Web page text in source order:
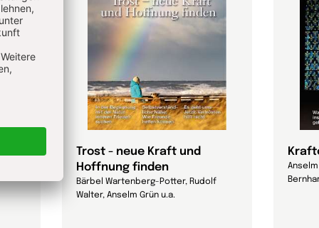
Trost - neue Kraft und
Hoffnung finden
Bärbel Wartenberg-Potter, Rudolf
Walter, Anselm Grün u.a.